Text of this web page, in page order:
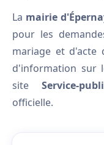
La mairie
pour les
mariage et d'acte
d'information sur
site Service-
officielle.